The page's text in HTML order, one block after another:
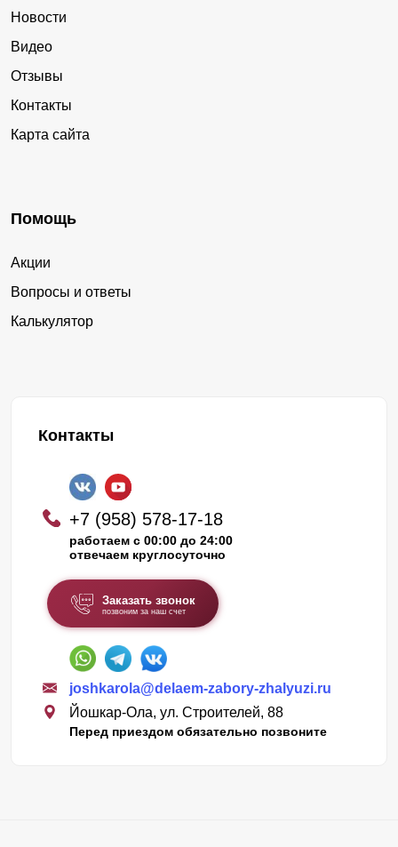
Новости
Видео
Отзывы
Контакты
Карта сайта
Помощь
Акции
Вопросы и ответы
Калькулятор
Контакты
+7 (958) 578-17-18
работаем с 00:00 до 24:00
отвечаем круглосуточно
Заказать звонок
позвоним за наш счет
joshkarola@delaem-zabory-zhalyuzi.ru
Йошкар-Ола, ул. Строителей, 88
Перед приездом обязательно позвоните